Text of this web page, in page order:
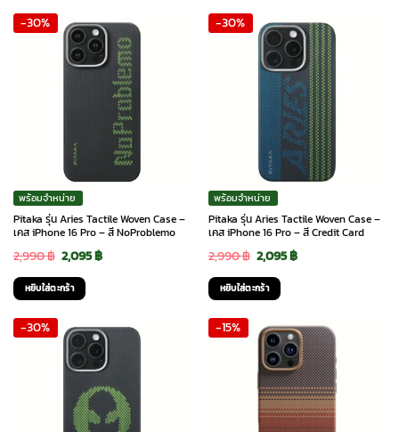
2,590 ฿.2,070 ฿.
2,590 ฿.2,070 ฿.
-30%
พร้อมจำหน่าย
Pitaka รุ่น Aries Tactile Woven Case –
เคส iPhone 16 Pro – สี NoProblemo
2,990฿ Original
price
was:
2,990 ฿.
2,095฿Current
2,095 ฿.
หยิบใส่ตะกร้า
-30%
พร้อมจำหน่าย
Pitaka รุ่น Aries Tactile Woven Case –
เคส iPhone 16 Pro – สี Credit Card
2,990฿ Original
price
was:
2,990 ฿.
2,095฿Current
2,095 ฿.
หยิบใส่ตะกร้า
-30% -15%